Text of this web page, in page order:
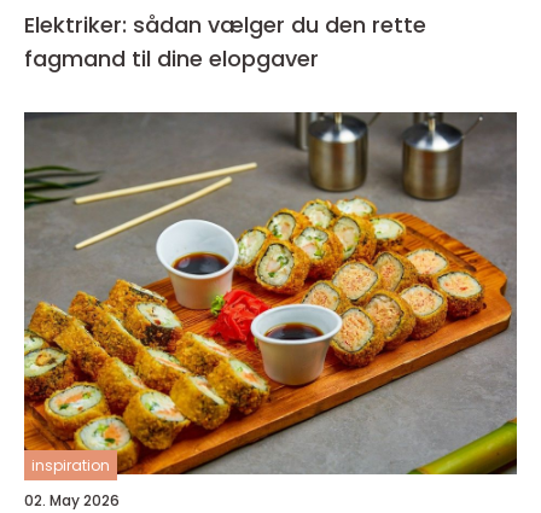
Elektriker: sådan vælger du den rette
fagmand til dine elopgaver
inspiration
02. May 2026